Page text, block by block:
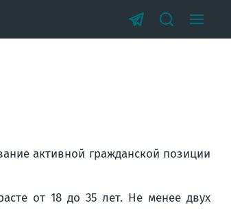
активной гражданской позиции
от 18 до 35 лет. Не менее двух